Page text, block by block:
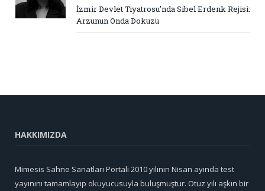
İzmir Devlet Tiyatrosu’nda Sibel Erdenk Rejisi:
Arzunun Onda Dokuzu
HAKKIMIZDA
Mimesis Sahne Sanatları Portali 2010 yılının Nisan ayında test
yayınını tamamlayıp okuyucusuyla buluşmuştur. Otuz yılı aşkın bir